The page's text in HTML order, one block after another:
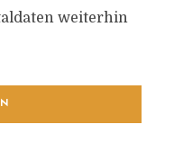
weiterhin